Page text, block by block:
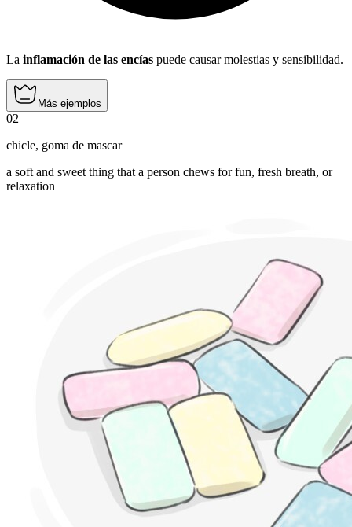
La inflamación de las encías puede causar molestias y sensibilidad.
Más ejemplos
02
chicle, goma de mascar
a soft and sweet thing that a person chews for fun, fresh breath, or
relaxation